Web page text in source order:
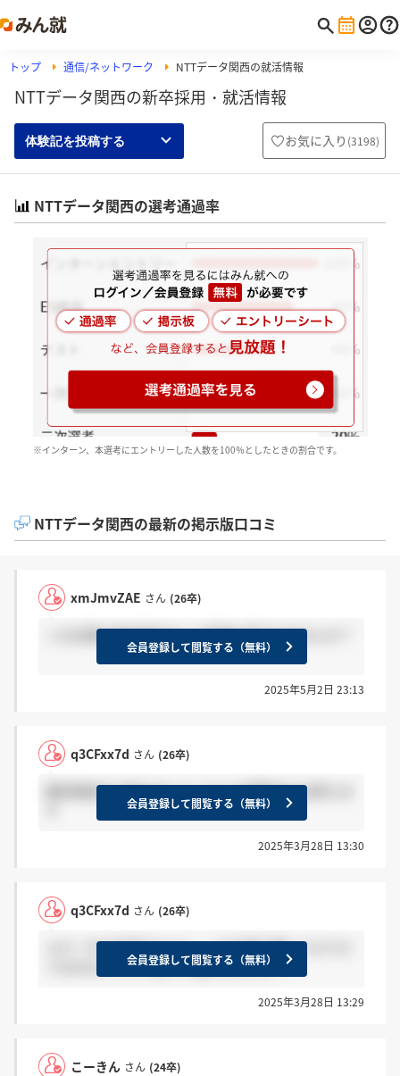
トップ 通信/ネットワーク NTTデータ関西の就活情報
NTTデータ関西の新卒採用・就活情報
体験記を投稿する お気に入り (3198)
NTTデータ関西の選考通過率
※インターン、本選考にエントリーした人数を100％としたときの割合です。
NTTデータ関西の最新の掲示版口コミ
xmJmvZAE さん (26卒)
この企業は海外駐在なしに昇進は見込めませんか？
会員登録して閲覧する（無料）
2025年5月2日 23:13
q3CFxx7d さん (26卒)
最終面接まで進みました！なにか質問あれば答えま
会員登録して閲覧する（無料）
2025年3月28日 13:30
q3CFxx7d さん (26卒)
スピーチの内容をもとに、この企業で働くうえでど
うなのかについて詳しく聞かれました！
会員登録して閲覧する（無料）
2025年3月28日 13:29
こーきん さん (24卒)